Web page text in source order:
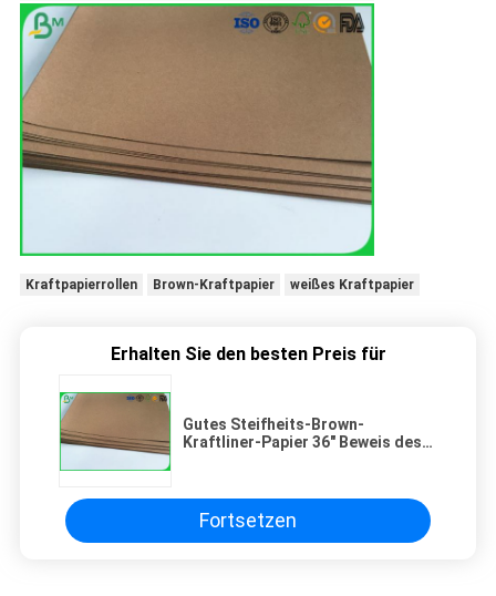
Kraftpapierrollen Brown-Kraftpapier weißes Kraftpapier
Erhalten Sie den besten Preis für
Gutes Steifheits-Brown-
Kraftliner-Papier 36" Beweis des
Fortsetzen